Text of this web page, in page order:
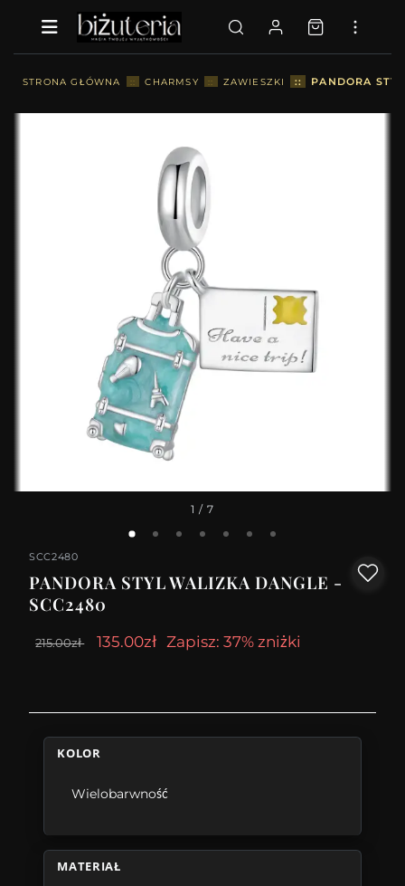
STRONA GŁÓWNA :: CHARMSY :: ZAWIESZKI :: PANDORA
1 / 7
SCC2480
PANDORA STYL WALIZKA DANGLE -
SCC2480
215.00zł 135.00zł Zapisz: 37% zniżki
KOLOR
Wielobarwność
MATERIAŁ